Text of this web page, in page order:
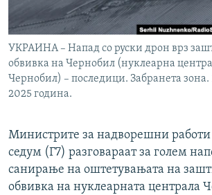
УКРАИНА – Напад со руски дрон врз
обвивка на Чернобил (нуклеарна
Чернобил) – последици. Забранета зона.
2025 година.
Министрите за надворешни работи
седум (Г7) разговараат за голем
санирање на оштетувањата на
обвивка на нуклеарната централа